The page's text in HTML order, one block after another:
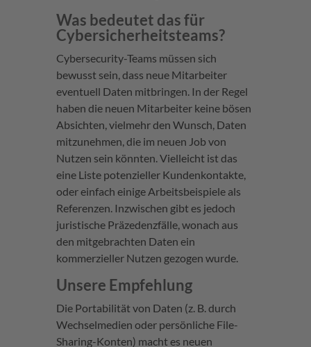
Was bedeutet das für
Cybersicherheitsteams?
Cybersecurity-Teams müssen sich
bewusst sein, dass neue Mitarbeiter
eventuell Daten mitbringen. In der Regel
haben die neuen Mitarbeiter keine bösen
Absichten, vielmehr den Wunsch, Daten
mitzunehmen, die im neuen Job von
Nutzen sein könnten. Vielleicht ist das
eine Liste potenzieller Kundenkontakte,
oder einfach einige Arbeitsbeispiele als
Referenzen. Inzwischen gibt es jedoch
juristische Präzedenzfälle, wonach aus
den mitgebrachten Daten ein
kommerzieller Nutzen gezogen wurde.
Unsere Empfehlung
Die Portabilität von Daten (z. B. durch
Wechselmedien oder persönliche File-
Sharing-Konten) macht es neuen